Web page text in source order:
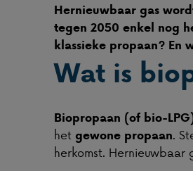
Hernieuwbaar gas
tegen 2050 enkel nog
klassieke propaan? En
Wat is
Biopropaan (of bio-
het gewone propaan.
herkomst.